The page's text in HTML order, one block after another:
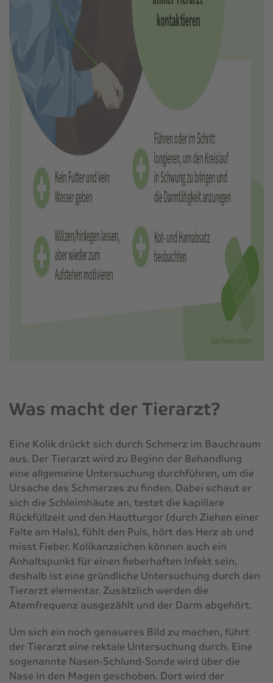
Was macht der Tierarzt?
Eine Kolik drückt sich durch Schmerz im Bauchraum
aus. Der Tierarzt wird zu Beginn der Behandlung
eine allgemeine Untersuchung durchführen, um die
Ursache des Schmerzes zu finden. Dabei schaut er
sich die Schleimhäute an, testet die kapillare
Rückfüllzeit und den Hautturgor (durch Ziehen einer
Falte am Hals), fühlt den Puls, hört das Herz ab und
misst Fieber. Kolikanzeichen können auch ein
Anhaltspunkt für einen fieberhaften Infekt sein,
deshalb ist eine gründliche Untersuchung durch den
Tierarzt elementar. Zusätzlich werden die
Atemfrequenz ausgezählt und der Darm abgehört.
Um sich ein noch genaueres Bild zu machen, führt
der Tierarzt eine rektale Untersuchung durch. Eine
sogenannte Nasen-Schlund-Sonde wird über die
Nase in den Magen geschoben. Dort wird der